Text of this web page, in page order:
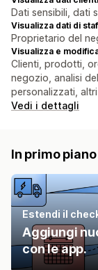
Dati sensibili, dati
Visualizza dati di
Proprietario del
Visualizza e
Clienti, prodotti,
negozio, analisi
personalizzati,
Vedi i dettagli
In primo piano
Estendi il
Aggiungi
con le app.